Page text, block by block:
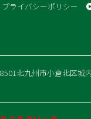
プライバシーポリシー
北九州市小倉北区城